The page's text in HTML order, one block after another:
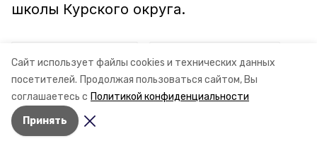
Сайт использует файлы cookies и технических данных
посетителей. Продолжая пользоваться сайтом, Вы
соглашаетесь с Политикой конфиденциальности
Принять
школы Курского округа.
капремонт школа-интернат минобр ск
Авторы: Анастасия Колмыкова